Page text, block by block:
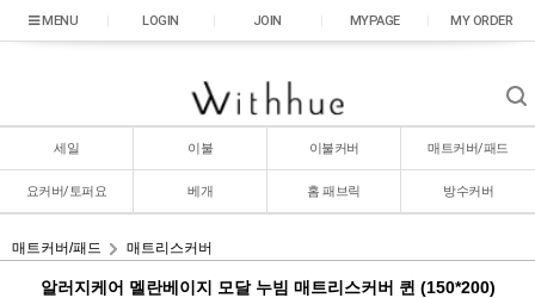
LOGIN JOIN MYPAGE MY ORDER
세일 이불 이불커버 매트커버/패드
요커버/토퍼요 베개 홈 패브릭 방수커버
매트커버/패드 매트리스커버
알러지케어 멜란베이지 모달 누빔 매트리스커버 퀸 (150*200)